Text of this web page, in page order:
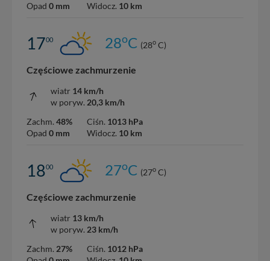
Opad 0 mm
Widocz. 10 km
1700 28oC (28o C)
Częściowe zachmurzenie
wiatr 14 km/h
w poryw. 20,3 km/h
Zachm. 48%
Opad 0 mm
Ciśn. 1013 hPa
Widocz. 10 km
1800 27oC (27o C)
Częściowe zachmurzenie
wiatr 13 km/h
w poryw. 23 km/h
Zachm. 27%
Ciśn. 1012 hPa